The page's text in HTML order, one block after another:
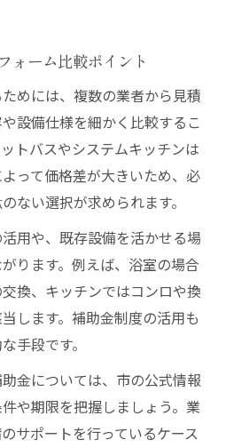
ォーム比較ポイント
めには、複数の業者から見積
設備仕様を細かく比較するこ
トバスやシステムキッチンは
って価格差が大きいため、必
ない選択が求められます。
用や、既存設備を活かせる場
ります。例えば、浴室の場合
換、キッチンではコンロや換
します。補助金制度の活用も
手段です。
金については、市の公式情報
や期限を把握しましょう。業
サポートを行っているケース